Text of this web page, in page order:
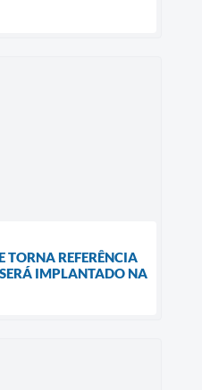
TORNA REFERÊNCIA
IMPLANTADO NA